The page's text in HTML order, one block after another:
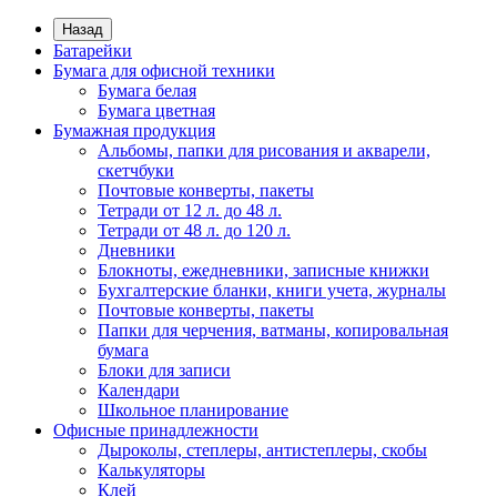
Назад
Батарейки
Бумага для офисной техники
Бумага белая
Бумага цветная
Бумажная продукция
Альбомы, папки для рисования и акварели,
скетчбуки
Почтовые конверты, пакеты
Тетради от 12 л. до 48 л.
Тетради от 48 л. до 120 л.
Дневники
Блокноты, ежедневники, записные книжки
Бухгалтерские бланки, книги учета, журналы
Почтовые конверты, пакеты
Папки для черчения, ватманы, копировальная
бумага
Блоки для записи
Календари
Школьное планирование
Офисные принадлежности
Дыроколы, степлеры, антистеплеры, скобы
Калькуляторы
Клей